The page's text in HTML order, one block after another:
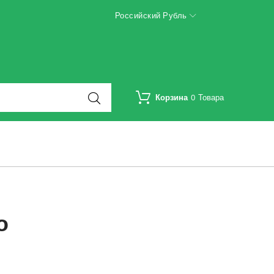
Российский Рубль
Корзина 0 Товара